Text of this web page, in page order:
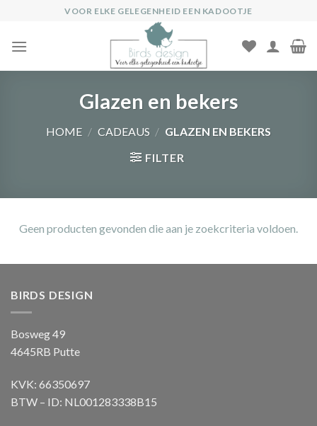
inhoud
VOOR ELKE GELEGENHEID EEN KADOOTJE
Glazen en bekers
HOME / CADEAUS / GLAZEN EN BEKERS
FILTER
Geen producten gevonden die aan je zoekcriteria voldoen.
BIRDS DESIGN
Bosweg 49
4645RB Putte
KVK: 66350697
BTW – ID: NL001283338B15